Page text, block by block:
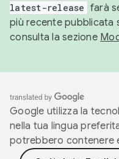
latest-release farà
più recente pubblicata
consulta la sezione
Google utilizza la
nella tua lingua
potrebbero contenere